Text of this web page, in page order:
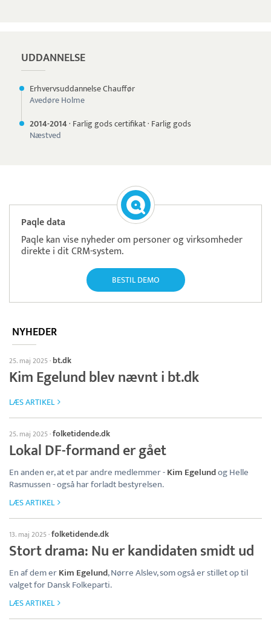
UDDANNELSE
Erhvervsuddannelse Chauffør
Avedøre Holme
2014-2014· Farlig gods certifikat· Farlig gods
Næstved
Paqle data
Paqle kan vise nyheder om personer og virksomheder
direkte i dit CRM-system.
BESTIL DEMO
NYHEDER
25. maj 2025· bt.dk
Kim Egelund blev nævnt i bt.dk
LÆS ARTIKEL
25. maj 2025·folketidende.dk
Lokal DF-formand er gået
En anden er, at et par andre medlemmer -Kim Egelundog Helle
Rasmussen - også har forladt bestyrelsen.
LÆS ARTIKEL
13. maj 2025·folketidende.dk
Stort drama: Nu er kandidaten smidt ud
En af dem erKim Egelund, Nørre Alslev, som også er stillet op til
valget for Dansk Folkeparti.
LÆS ARTIKEL